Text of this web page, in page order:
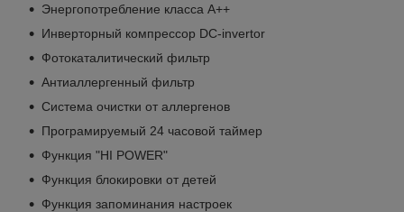
Энергопотребление класса А++
Инверторный компрессор DC-invertor
Фотокаталитический фильтр
Антиаллергенный фильтр
Система очистки от аллергенов
Програмируемый 24 часовой таймер
Функция "HI POWER"
Функция блокировки от детей
Функция запоминания настроек